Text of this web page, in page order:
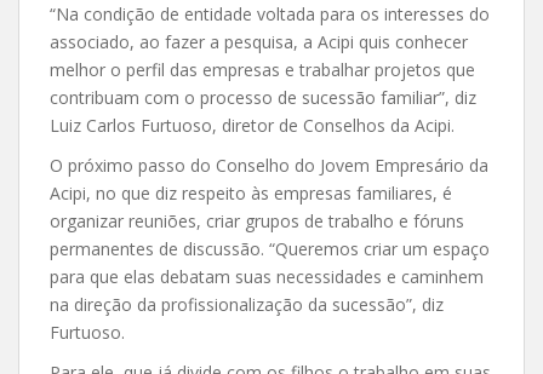
“Na condição de entidade voltada para os interesses do
associado, ao fazer a pesquisa, a Acipi quis conhecer
melhor o perfil das empresas e trabalhar projetos que
contribuam com o processo de sucessão familiar”, diz
Luiz Carlos Furtuoso, diretor de Conselhos da Acipi.
O próximo passo do Conselho do Jovem Empresário da
Acipi, no que diz respeito às empresas familiares, é
organizar reuniões, criar grupos de trabalho e fóruns
permanentes de discussão. “Queremos criar um espaço
para que elas debatam suas necessidades e caminhem
na direção da profissionalização da sucessão”, diz
Furtuoso.